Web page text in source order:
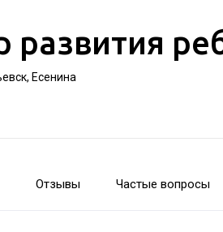
развития
Есенина
Отзывы Частые вопросы